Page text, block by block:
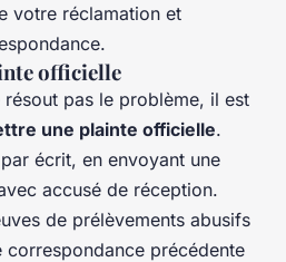
votre réclamation et
officielle
pas le problème, il est
une plainte officielle.
écrit, en envoyant une
accusé de réception.
de prélèvements abusifs
précédente